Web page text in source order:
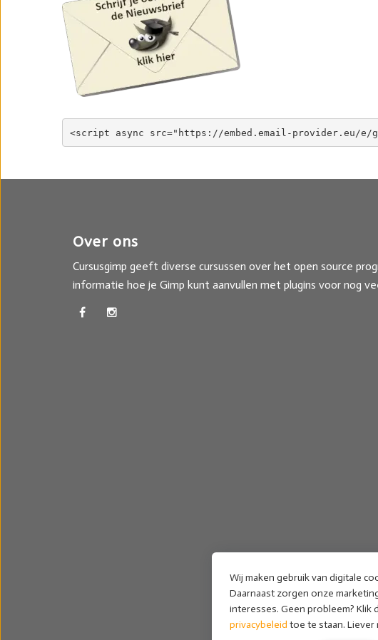
Over ons
Cursusgimp geeft diverse cursussen over het open source
informatie hoe je Gimp kunt aanvullen met plugins voor nog
Wij maken gebruik van digitale
Daarnaast zorgen onze
interesses. Geen probleem? Klik
privacybeleid toe te staan. Liever